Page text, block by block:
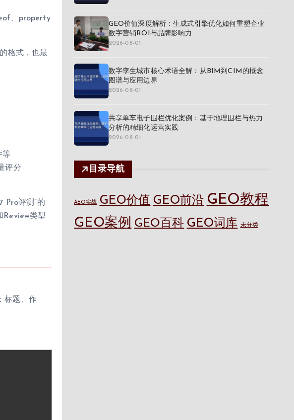
、property
格式，也最
等
评分
Pro评测”的
Review类型
标题、作
GEO价值深度解析：生成式引擎优化如何重塑企业
数字营销ROI与品牌影响力
2026-08-01
数字孪生城市核心术语全解：从BIM到CIM的概念
图谱与应用边界
2026-08-01
共享单车电子围栏优化案例：基于地理围栏与热力
分析的精细化运营实践
2026-08-01
目录导航
AEO实战 GEO价值 GEO前沿 GEO教程
GEO案例 GEO百科 GEO词库 未分类